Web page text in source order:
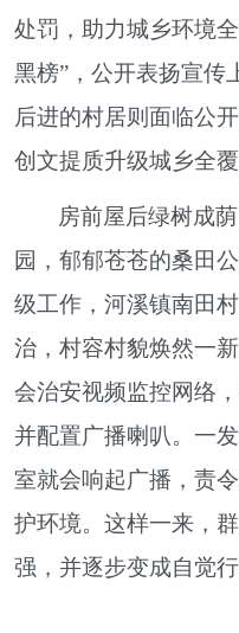
处罚，助力城乡环境
黑榜”，公开表扬宣传
后进的村居则面临公
创文提质升级城乡全覆
房前屋后绿树成
园，郁郁苍苍的桑田
级工作，河溪镇南田
治，村容村貌焕然一
会治安视频监控网络
并配置广播喇叭。一
室就会响起广播，责
护环境。这样一来，
强，并逐步变成自觉行